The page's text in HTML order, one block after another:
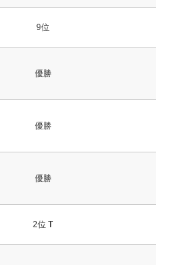
9位
優勝
優勝
優勝
2位 T